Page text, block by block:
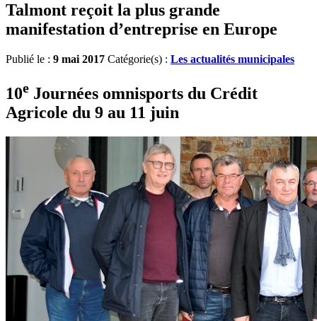
Talmont reçoit la plus grande
manifestation d’entreprise en Europe
Publié le : 9 mai 2017 Catégorie(s) : Les actualités municipales
10e Journées omnisports du Crédit
Agricole du 9 au 11 juin